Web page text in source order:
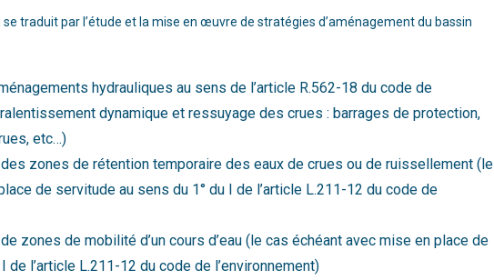
traduit par l’étude et la mise en œuvre de stratégies d’aménagement du bassin
hydrauliques au sens de l’article R.562-18 du code de
dynamique et ressuyage des crues : barrages de protection,
etc…)
zones de rétention temporaire des eaux de crues ou de ruissellement (le
de servitude au sens du 1° du I de l’article L.211-12 du code de
zones de mobilité d’un cours d’eau (le cas échéant avec mise en place de
de l’article L.211-12 du code de l’environnement)